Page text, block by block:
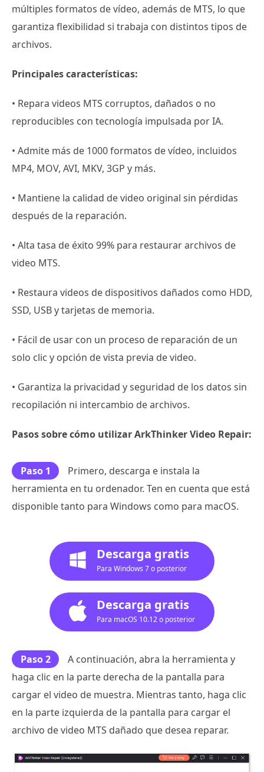
múltiples formatos de vídeo, además de MTS, lo que
garantiza flexibilidad si trabaja con distintos tipos de
archivos.
Principales características:
• Repara videos MTS corruptos, dañados o no
reproducibles con tecnología impulsada por IA.
• Admite más de 1000 formatos de vídeo, incluidos
MP4, MOV, AVI, MKV, 3GP y más.
• Mantiene la calidad de video original sin pérdidas
después de la reparación.
• Alta tasa de éxito 99% para restaurar archivos de
video MTS.
• Restaura videos de dispositivos dañados como HDD,
SSD, USB y tarjetas de memoria.
• Fácil de usar con un proceso de reparación de un
solo clic y opción de vista previa de video.
• Garantiza la privacidad y seguridad de los datos sin
recopilación ni intercambio de archivos.
Pasos sobre cómo utilizar ArkThinker Video Repair:
Paso 1
Primero, descarga e instala la
herramienta en tu ordenador. Ten en cuenta que está
disponible tanto para Windows como para macOS.
Descarga gratis
Para Windows 7 o posterior
Descarga gratis
Para macOS 10.12 o posterior
Paso 2
A continuación, abra la herramienta y
haga clic en la parte derecha de la pantalla para
cargar el video de muestra. Mientras tanto, haga clic
en la parte izquierda de la pantalla para cargar el
archivo de video MTS dañado que desea reparar.